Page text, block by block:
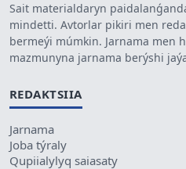
Sait materialdaryn
mindetti. Avtorlar pikiri men
bermeýi múmkin. Jarnama men
mazmunyna jarnama berýshi
REDAKTSIIA
Jarnama
Joba týraly
Qupiialylyq saiasaty